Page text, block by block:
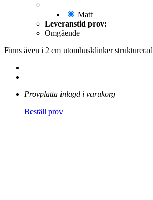
Matt
Leveranstid prov:
Omgående
Finns även i 2 cm utomhusklinker strukturerad
Provplatta inlagd i varukorg
Beställ prov